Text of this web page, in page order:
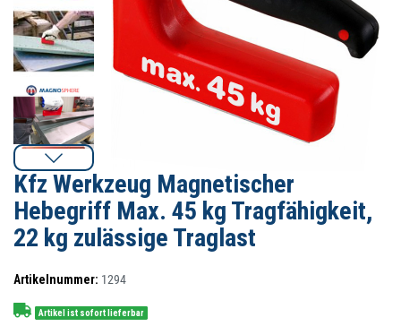
Kfz Werkzeug Magnetischer
Hebegriff Max. 45 kg Tragfähigkeit,
22 kg zulässige Traglast
Artikelnummer: 1294
Artikel ist sofort lieferbar